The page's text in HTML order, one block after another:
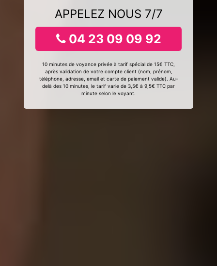
APPELEZ NOUS 7/7
04 23 09 09 92
10 minutes de voyance privée à tarif spécial de 15€ TTC,
après validation de votre compte client (nom, prénom,
téléphone, adresse, email et carte de paiement valide). Au-
delà des 10 minutes, le tarif varie de 3,5€ à 9,5€ TTC par
minute selon le voyant.